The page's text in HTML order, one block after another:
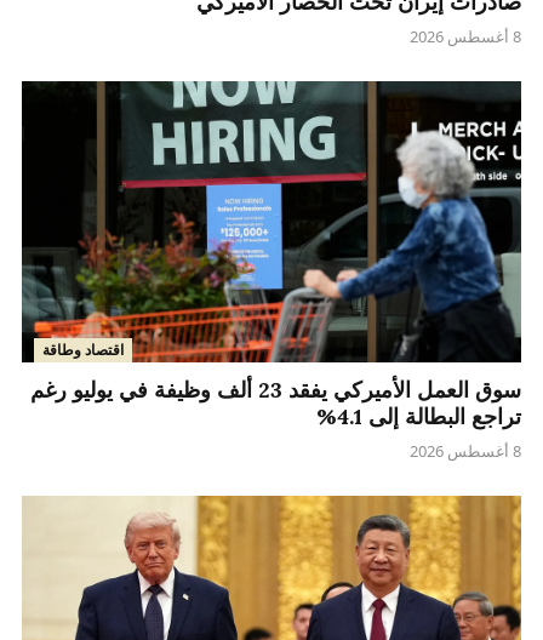
8 أغسطس 2026
اقتصاد وطاقة
سوق العمل الأميركي يفقد 23 ألف وظيفة في يوليو رغم
تراجع البطالة إلى 4.1%
8 أغسطس 2026